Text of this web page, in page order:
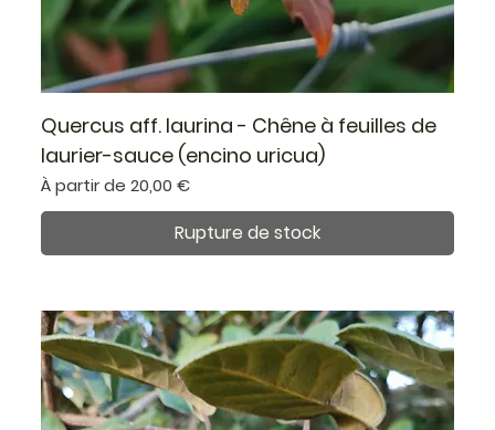
Quercus aff. laurina - Chêne à feuilles de
laurier-sauce (encino uricua)
À partir de20,00 €
Prix promotionnel
Rupture de stock